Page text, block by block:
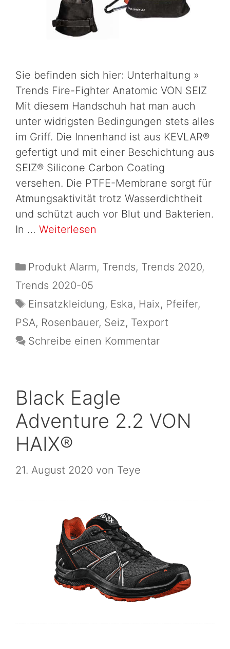
Sie befinden sich hier: Unterhaltung »
Trends Fire-Fighter Anatomic VON SEIZ
Mit diesem Handschuh hat man auch
unter widrigsten Bedingungen stets alles
im Griff. Die Innenhand ist aus KEVLAR®
gefertigt und mit einer Beschichtung aus
SEIZ® Silicone Carbon Coating
versehen. Die PTFE-Membrane sorgt für
Atmungsaktivität trotz Wasserdichtheit
und schützt auch vor Blut und Bakterien.
In … Weiterlesen
Produkt Alarm, Trends, Trends 2020,
Trends 2020-05
Einsatzkleidung, Eska, Haix, Pfeifer,
PSA, Rosenbauer, Seiz, Texport
Schreibe einen Kommentar
Black Eagle
Adventure 2.2 VON
HAIX®
21. August 2020 von Teye